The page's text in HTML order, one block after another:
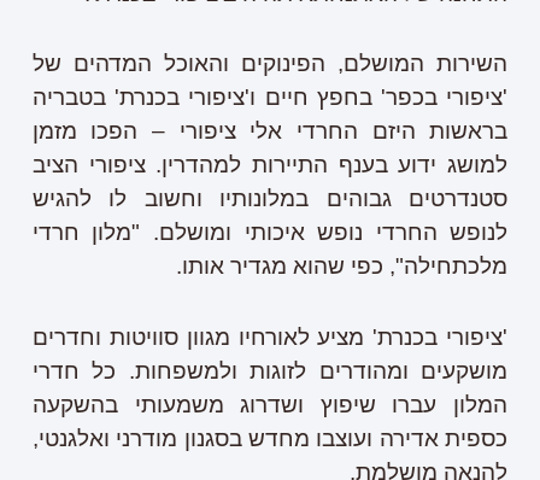
השירות המושלם, הפינוקים והאוכל המדהים של
'ציפורי בכפר' בחפץ חיים ו'ציפורי בכנרת' בטבריה
בראשות היזם החרדי אלי ציפורי – הפכו מזמן
למושג ידוע בענף התיירות למהדרין. ציפורי הציב
סטנדרטים גבוהים במלונותיו וחשוב לו להגיש
לנופש החרדי נופש איכותי ומושלם. "מלון חרדי
מלכתחילה", כפי שהוא מגדיר אותו.
'ציפורי בכנרת' מציע לאורחיו מגוון סוויטות וחדרים
מושקעים ומהודרים לזוגות ולמשפחות. כל חדרי
המלון עברו שיפוץ ושדרוג משמעותי בהשקעה
כספית אדירה ועוצבו מחדש בסגנון מודרני ואלגנטי,
להנאה מושלמת.